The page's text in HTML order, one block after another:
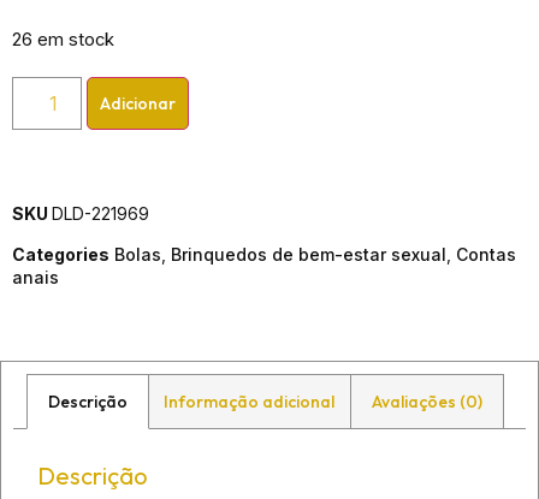
26 em stock
Adicionar
SKU DLD-221969
Categories Bolas Brinquedos de bem-estar sexual Contas
anais
Descrição Informação adicional Avaliações (0)
Descrição